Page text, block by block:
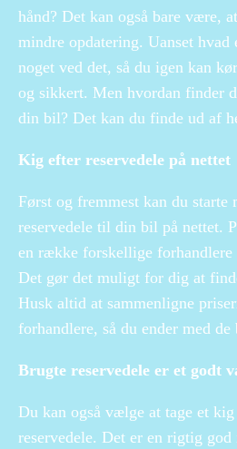
hånd? Det kan også bare være,
mindre opdatering. Uanset hvad
noget ved det, så du igen kan
og sikkert. Men hvordan finder
din bil? Det kan du finde ud af
Kig efter reservedele på nettet
Først og fremmest kan du starte
reservedele til din bil på nettet.
en række forskellige
Det gør det muligt for dig at
Husk altid at sammenligne
forhandlere, så du ender med
Brugte reservedele er et godt
Du kan også vælge at tage et
reservedele. Det er en rigtig